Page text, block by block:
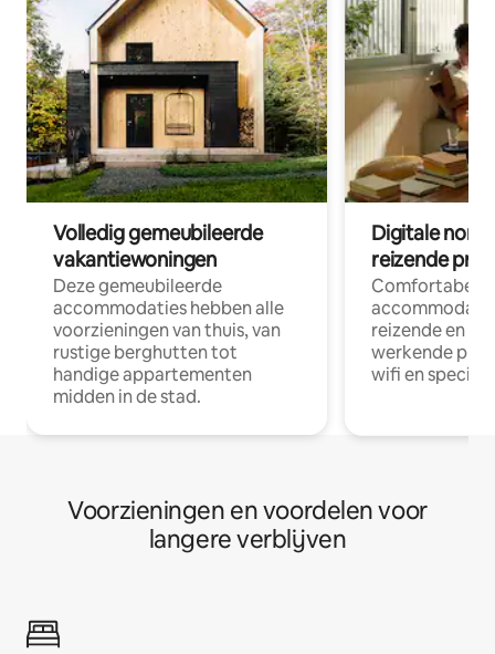
Volledig gemeubileerde
vakantiewoningen
Deze gemeubileerde
accommodaties hebben alle
voorzieningen van thuis, van
rustige berghutten tot
handige appartementen
midden in de stad.
Digitale
reizende
Comfortabele
reizende en
werkende
wifi en
Voorzieningen en voordelen voor
langere verblijven